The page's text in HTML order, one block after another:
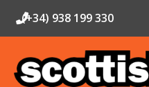
(+34) 938 199 330